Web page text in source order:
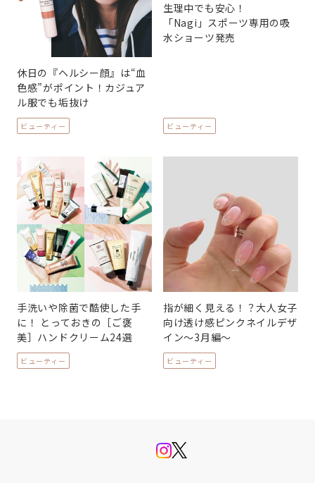
休日の『ヘルシー顔』は“血
色感”がポイント！カジュア
ル服でも垢抜け
ビューティー
生理中でも安心！
「Nagi」スポーツ専用の吸
水ショーツ発売
ビューティー
手洗いや除菌で酷使した手
に！ とっておきの［ご褒
美］ハンドクリーム24選
ビューティー
指が細く見える！？大人女子
向け透け感ピンクネイルデザ
イン〜3月編〜
ビューティー